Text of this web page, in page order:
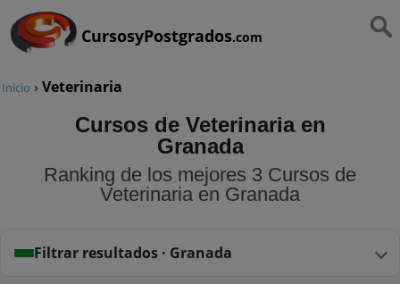
CursosyPostgrados.com
Inicio › Veterinaria
Cursos de Veterinaria en
Granada
Ranking de los mejores 3 Cursos de
Veterinaria en Granada
Filtrar resultados · Granada